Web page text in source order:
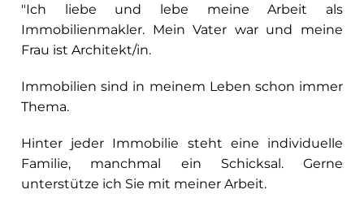
"Ich liebe und lebe meine Arbeit als
Immobilienmakler. Mein Vater war und meine
Frau ist Architekt/in.
Immobilien sind in meinem Leben schon immer
Thema.
Hinter jeder Immobilie steht eine individuelle
Familie, manchmal ein Schicksal. Gerne
unterstütze ich Sie mit meiner Arbeit.